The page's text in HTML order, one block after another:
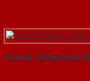
Cửa Gỗ Chống Cháy